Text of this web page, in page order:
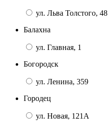
ул. Льва Толстого, 48
Балахна
ул. Главная, 1
Богородск
ул. Ленина, 359
Городец
ул. Новая, 121А